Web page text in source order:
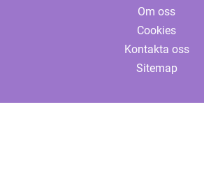
Om oss
Cookies
Kontakta oss
Sitemap